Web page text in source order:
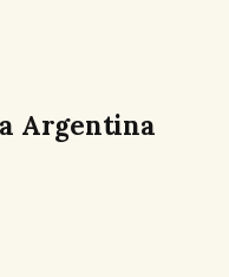
Argentina